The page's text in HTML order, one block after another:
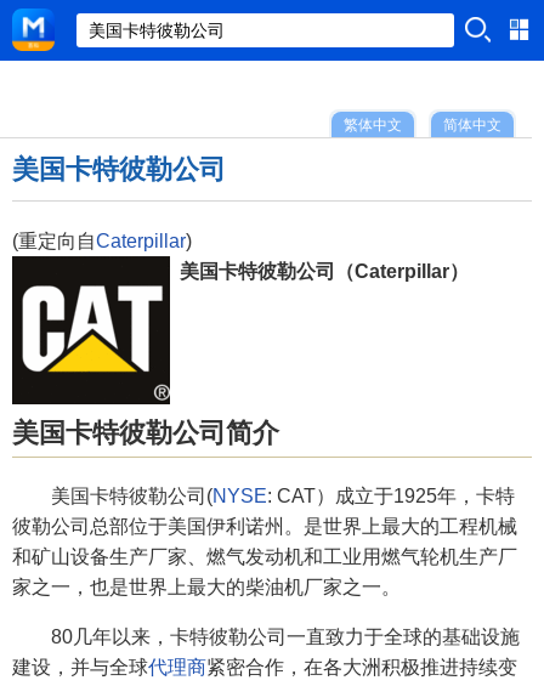
简体中文
繁体中文
美国卡特彼勒公司
(重定向自Caterpillar)
美国卡特彼勒公司（Caterpillar）
美国卡特彼勒公司简介
美国卡特彼勒公司(NYSE: CAT）成立于1925年，卡特
彼勒公司总部位于美国伊利诺州。是世界上最大的工程机械
和矿山设备生产厂家、燃气发动机和工业用燃气轮机生产厂
家之一，也是世界上最大的柴油机厂家之一。
80几年以来，卡特彼勒公司一直致力于全球的基础设施
建设，并与全球代理商紧密合作，在各大洲积极推进持续变